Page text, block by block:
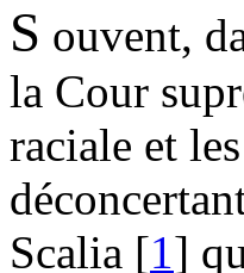
S ouvent,
la Cour
raciale et
Scalia [1]